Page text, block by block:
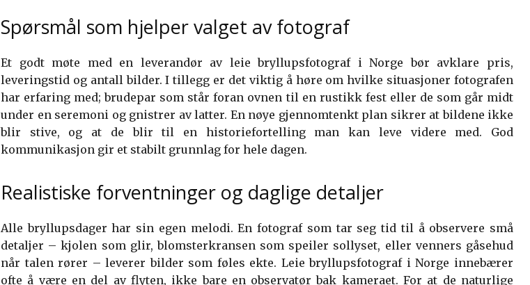
Spørsmål som hjelper valget av fotograf
Et godt møte med en leverandør av leie bryllupsfotograf i Norge bør avklare pris,
leveringstid og antall bilder. I tillegg er det viktig å høre om hvilke situasjoner fotografen
har erfaring med; brudepar som står foran ovnen til en rustikk fest eller de som går midt
under en seremoni og gnistrer av latter. En nøye gjennomtenkt plan sikrer at bildene ikke
blir stive, og at de blir til en historiefortelling man kan leve videre med. God
kommunikasjon gir et stabilt grunnlag for hele dagen.
Realistiske forventninger og daglige detaljer
Alle bryllupsdager har sin egen melodi. En fotograf som tar seg tid til å observere små
detaljer – kjolen som glir, blomsterkransen som speiler sollyset, eller venners gåsehud
når talen rører – leverer bilder som føles ekte. Leie bryllupsfotograf i Norge innebærer
ofte å være en del av flyten, ikke bare en observatør bak kameraet. For at de naturlige